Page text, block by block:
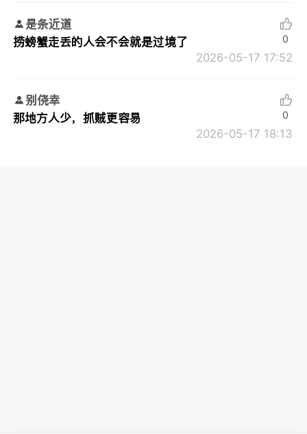
是条近道
捞螃蟹走丢的人会不会就是过境了
2026-05-17 17:52
0
别侥幸
那地方人少，抓贼更容易
2026-05-17 18:13
0